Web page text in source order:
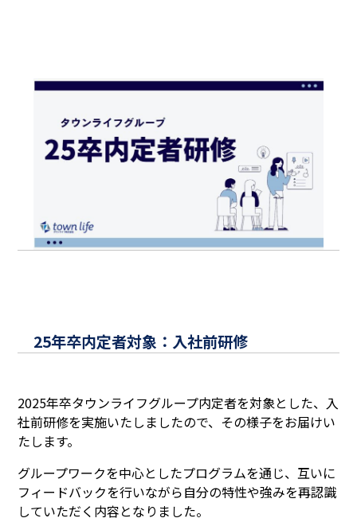
25年卒内定者対象：入社前研修
2025年卒タウンライフグループ内定者を対象とした、入
社前研修を実施いたしましたので、その様子をお届けい
たします。
グループワークを中心としたプログラムを通じ、互いに
フィードバックを行いながら自分の特性や強みを再認識
していただく内容となりました。